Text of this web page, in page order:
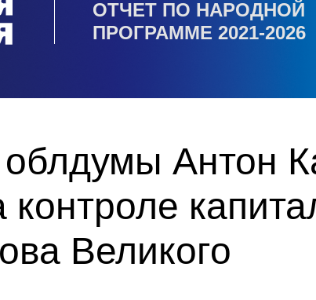
ОТЧЕТ ПО НАРОДНОЙ
ПРОГРАММЕ 2021-2026
Антон
контроле
Великого